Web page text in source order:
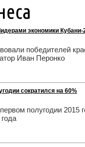
экономики Кубани-
победителей
Иван Перонко
сократился на 60%
полугодии 2015